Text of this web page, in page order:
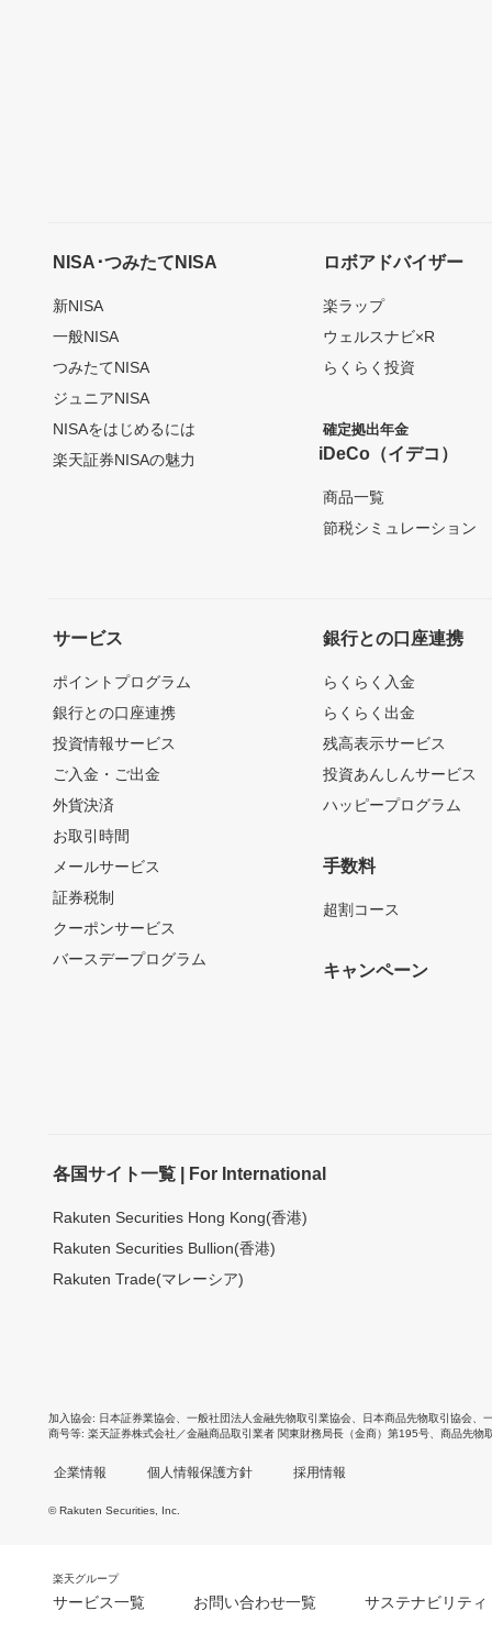
NISA･つみたてNISA
新NISA
一般NISA
つみたてNISA
ジュニアNISA
NISAをはじめるには
楽天証券NISAの魅力
ロボアドバイザー
楽ラップ
ウェルスナビ×R
らくらく投資
確定拠出年金
iDeCo（イデコ）
商品一覧
節税シミュレーション
サービス
ポイントプログラム
銀行との口座連携
投資情報サービス
ご入金・ご出金
外貨決済
お取引時間
メールサービス
証券税制
クーポンサービス
バースデープログラム
銀行との口座連携
らくらく入金
らくらく出金
残高表示サービス
投資あんしんサービス
ハッピープログラム
手数料
超割コース
キャンペーン
各国サイト一覧 | For International
Rakuten Securities Hong Kong(香港)
Rakuten Securities Bullion(香港)
Rakuten Trade(マレーシア)
加入協会 日本証券業協会、 一般社団法人金融先物取引業協会、 日本商品先物取引協会、
商号等 楽天証券株式会社／金融商品取引業者 関東財務局長（金商）第195号、商品先物
企業情報 個人情報保護方針 採用情報
© Rakuten Securities, Inc.
楽天グループ
サービス一覧 お問い合わせ一覧 サステナビリティ